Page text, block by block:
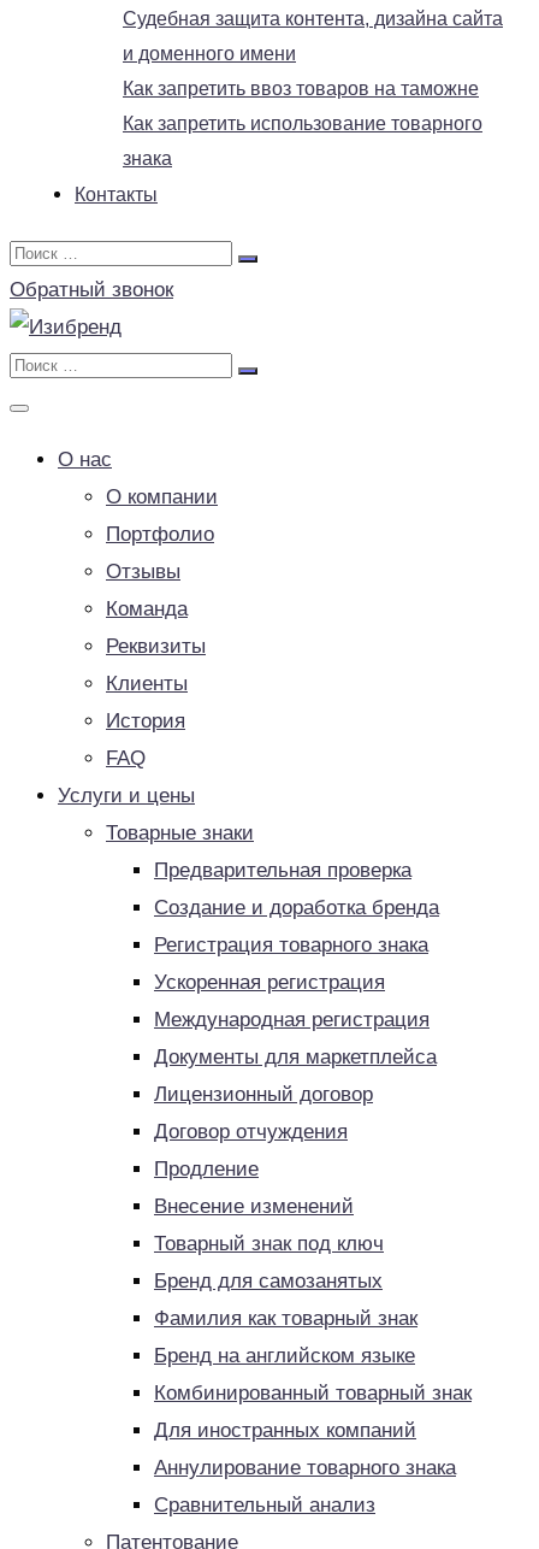
Судебная защита контента, дизайна сайта
и доменного имени
Как запретить ввоз товаров на таможне
Как запретить использование товарного
знака
Контакты
Обратный звонок
О нас
О компании
Портфолио
Отзывы
Команда
Реквизиты
Клиенты
История
FAQ
Услуги и цены
Товарные знаки
Предварительная проверка
Создание и доработка бренда
Регистрация товарного знака
Ускоренная регистрация
Международная регистрация
Документы для маркетплейса
Лицензионный договор
Договор отчуждения
Продление
Внесение изменений
Товарный знак под ключ
Бренд для самозанятых
Фамилия как товарный знак
Бренд на английском языке
Комбинированный товарный знак
Для иностранных компаний
Аннулирование товарного знака
Сравнительный анализ
Патентование